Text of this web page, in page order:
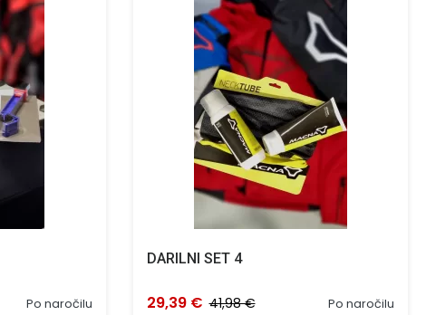
Po naročilu
DARILNI SET 4
Po naročilu
29,39 € 41,98 €